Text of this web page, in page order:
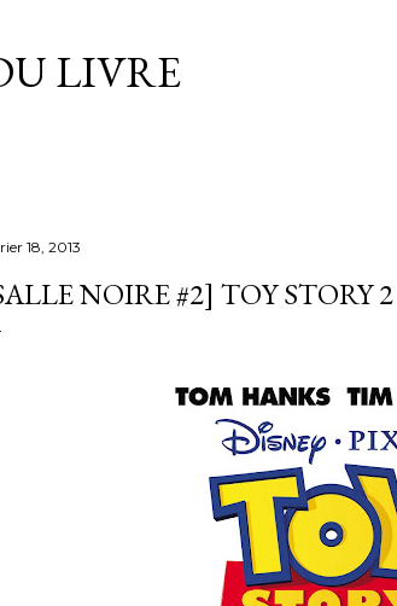
LIVRE
18, 2013
NOIRE #2] TOY STORY 2